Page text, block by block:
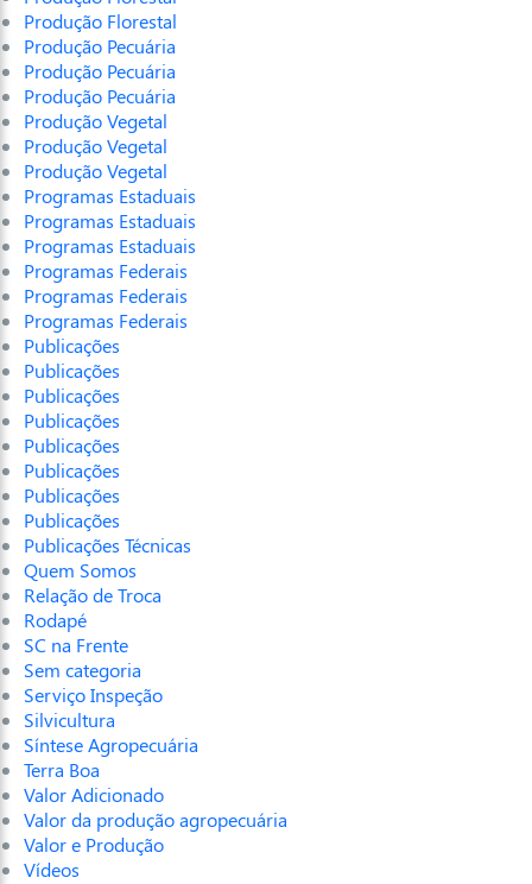
Produção Florestal
Produção Pecuária
Produção Pecuária
Produção Pecuária
Produção Vegetal
Produção Vegetal
Produção Vegetal
Programas Estaduais
Programas Estaduais
Programas Estaduais
Programas Federais
Programas Federais
Programas Federais
Publicações
Publicações
Publicações
Publicações
Publicações
Publicações
Publicações
Publicações
Publicações Técnicas
Quem Somos
Relação de Troca
Rodapé
SC na Frente
Sem categoria
Serviço Inspeção
Silvicultura
Síntese Agropecuária
Terra Boa
Valor Adicionado
Valor da produção agropecuária
Valor e Produção
Vídeos